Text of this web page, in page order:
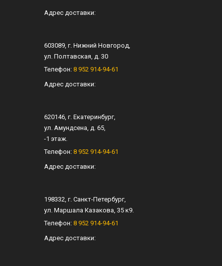
Адрес доставки:
603089 , г. Нижний Новгород
ул. Полтавская, д. 30
Телефон: 8 952 914-94-61
Адрес доставки:
620146 , г. Екатеринбург,
ул. Амундсена, д. 65
-1 этаж.
Телефон: 8 952 914-94-61
Адрес доставки:
198332 , г. Санкт-Петербург,
ул. Маршала Казакова, 35 к9
Телефон: 8 952 914-94-61
Адрес доставки: